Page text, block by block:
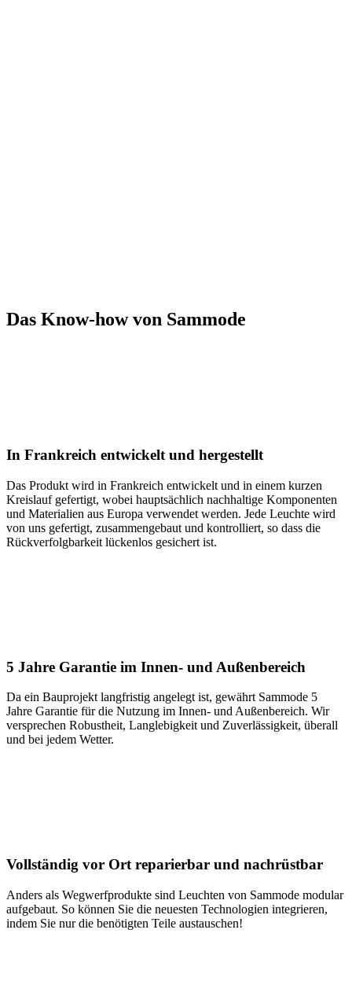
Das Know-how von Sammode
In Frankreich entwickelt und hergestellt
Das Produkt wird in Frankreich entwickelt und in einem kurzen
Kreislauf gefertigt, wobei hauptsächlich nachhaltige Komponenten
und Materialien aus Europa verwendet werden. Jede Leuchte wird
von uns gefertigt, zusammengebaut und kontrolliert, so dass die
Rückverfolgbarkeit lückenlos gesichert ist.
5 Jahre Garantie im Innen- und Außenbereich
Da ein Bauprojekt langfristig angelegt ist, gewährt Sammode 5
Jahre Garantie für die Nutzung im Innen- und Außenbereich. Wir
versprechen Robustheit, Langlebigkeit und Zuverlässigkeit, überall
und bei jedem Wetter.
Vollständig vor Ort reparierbar und nachrüstbar
Anders als Wegwerfprodukte sind Leuchten von Sammode modular
aufgebaut. So können Sie die neuesten Technologien integrieren,
indem Sie nur die benötigten Teile austauschen!